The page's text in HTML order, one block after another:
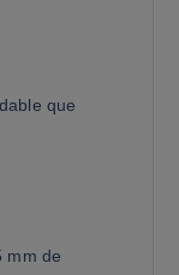
que
mm de